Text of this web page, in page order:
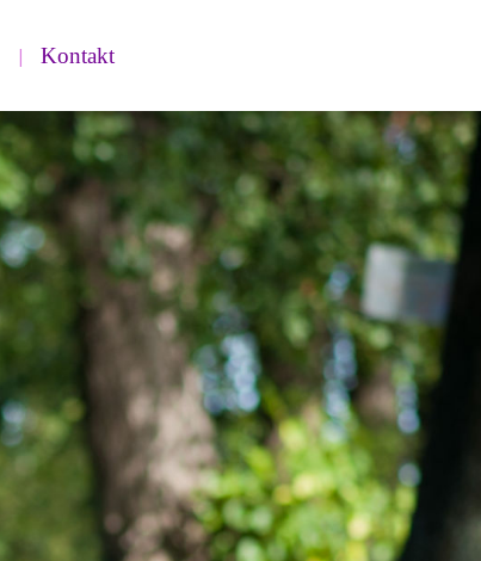
Kontakt